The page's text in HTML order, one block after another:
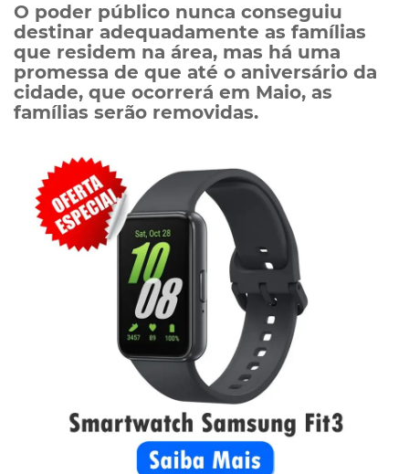
O poder público nunca conseguiu
destinar adequadamente as famílias
que residem na área, mas há uma
promessa de que até o aniversário da
cidade, que ocorrerá em Maio, as
famílias serão removidas.